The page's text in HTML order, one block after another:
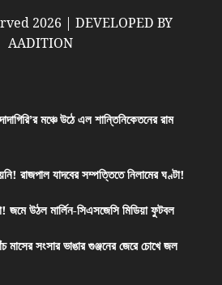
2026 | DEVELOPED BY
AADITION
মঞ্চে উঠে এল শান্তিনিকেতনের রাম
রাজপাল যাদবের সম্পত্তিতে নিলামের ঘণ্টা!
জমে উঠল মার্লিন-সিএসজেসি মিডিয়া ফুটবল
মাসের সংসার ভাঙার গুঞ্জনের জেরে চোখে জল